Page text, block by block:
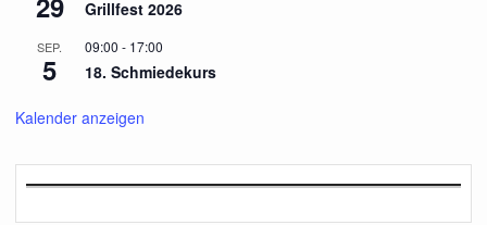
Grillfest 2026
SEP.
5
09:00 - 17:00
18. Schmiedekurs
Kalender anzeigen